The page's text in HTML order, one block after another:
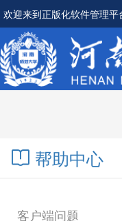
欢迎来到正版化软件管理平
帮助中心
客户端问题